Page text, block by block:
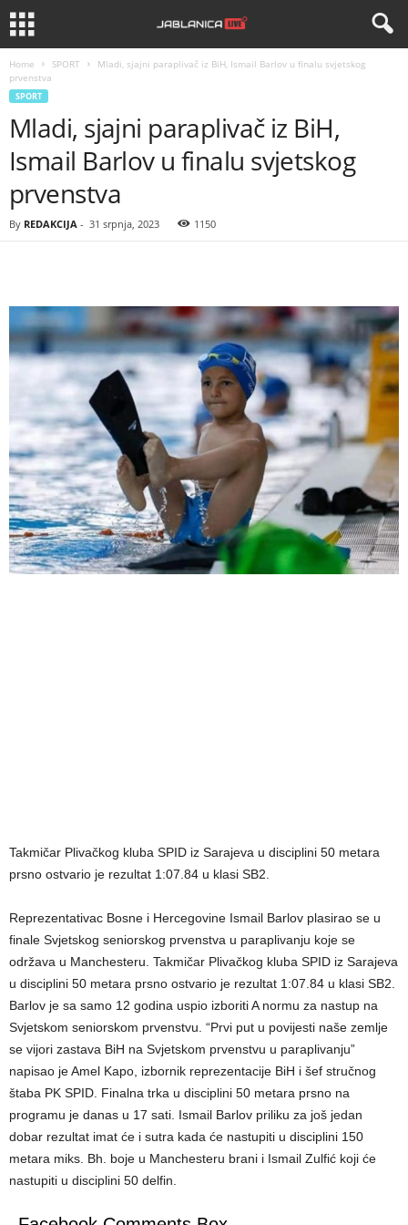
Home SPORT
Mladi, sjajni paraplivač iz BiH, Ismail Barlov u finalu svjetskog
prvenstva
SPORT
Mladi, sjajni paraplivač iz BiH,
Ismail Barlov u finalu svjetskog
prvenstva
By REDAKCIJA - 31 srpnja, 2023 1150
Takmičar Plivačkog kluba SPID iz Sarajeva u disciplini 50 metara
prsno ostvario je rezultat 1:07.84 u klasi SB2.
Reprezentativac Bosne i Hercegovine Ismail Barlov plasirao se u
finale Svjetskog seniorskog prvenstva u paraplivanju koje se
održava u Manchesteru. Takmičar Plivačkog kluba SPID iz Sarajeva
u disciplini 50 metara prsno ostvario je rezultat 1:07.84 u klasi SB2.
Barlov je sa samo 12 godina uspio izboriti A normu za nastup na
Svjetskom seniorskom prvenstvu. “Prvi put u povijesti naše zemlje
se vijori zastava BiH na Svjetskom prvenstvu u paraplivanju”
napisao je Amel Kapo, izbornik reprezentacije BiH i šef stručnog
štaba PK SPID. Finalna trka u disciplini 50 metara prsno na
programu je danas u 17 sati. Ismail Barlov priliku za još jedan
dobar rezultat imat će i sutra kada će nastupiti u disciplini 150
metara miks. Bh. boje u Manchesteru brani i Ismail Zulfić koji će
nastupiti u disciplini 50 delfin.